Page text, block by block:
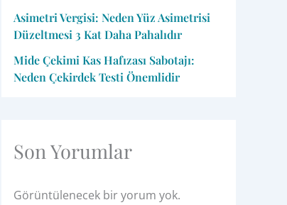
Asimetri Vergisi: Neden Yüz Asimetrisi
Düzeltmesi 3 Kat Daha Pahalıdır
Mide Çekimi Kas Hafızası Sabotajı:
Neden Çekirdek Testi Önemlidir
Son Yorumlar
Görüntülenecek bir yorum yok.